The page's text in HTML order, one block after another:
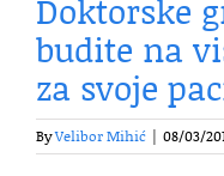
Doktorske
budite na
za svoje
ByVelibor Mihić 08/03/